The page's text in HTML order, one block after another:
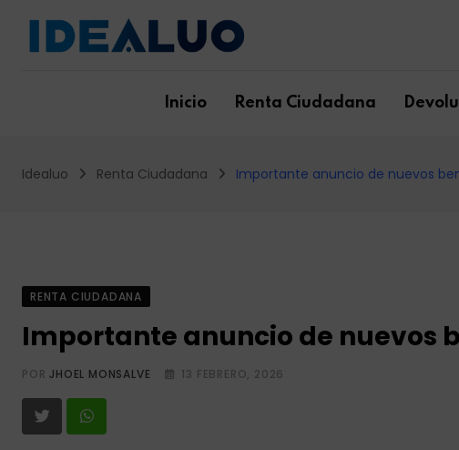
content
Inicio Renta Ciudadana
Idealuo Renta Ciudadana Importante anuncio de nuevos
RENTA CIUDADANA
Importante anuncio de nuevos
PORJHOEL MONSALVE 13 FEBRERO, 2026